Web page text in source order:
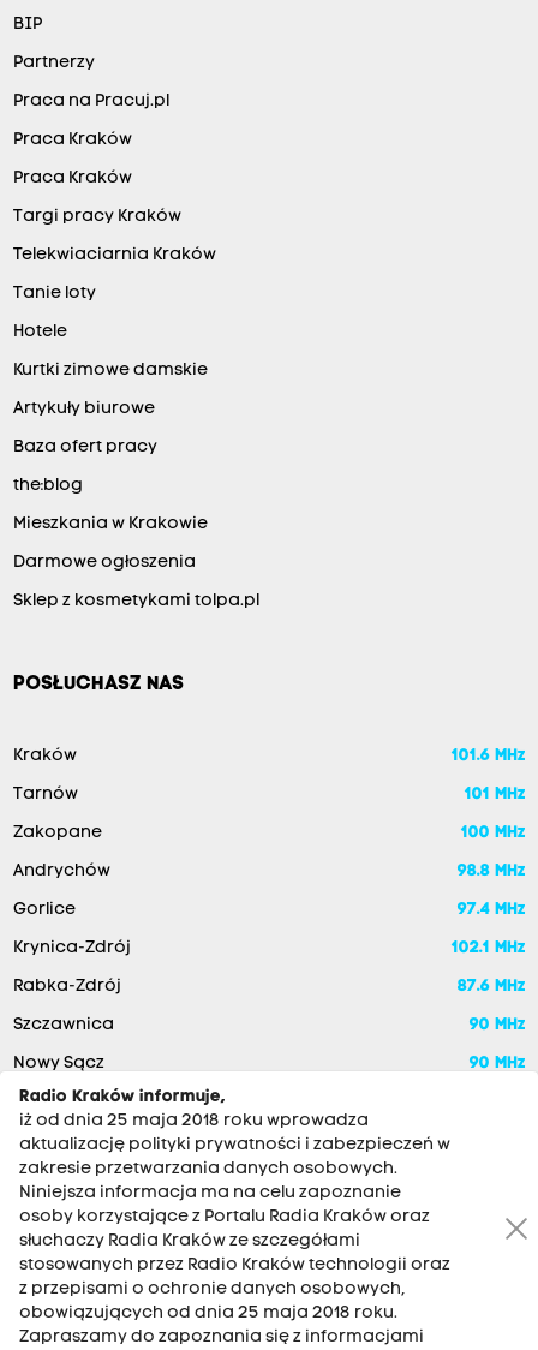
BIP
Partnerzy
Praca na Pracuj.pl
Praca Kraków
Praca Kraków
Targi pracy Kraków
Telekwiaciarnia Kraków
Tanie loty
Hotele
Kurtki zimowe damskie
Artykuły biurowe
Baza ofert pracy
the:blog
Mieszkania w Krakowie
Darmowe ogłoszenia
Sklep z kosmetykami tolpa.pl
POSŁUCHASZ NAS
Kraków 101.6 MHz
Tarnów 101 MHz
Zakopane 100 MHz
Andrychów 98.8 MHz
Gorlice 97.4 MHz
Krynica-Zdrój 102.1 MHz
Rabka-Zdrój 87.6 MHz
Szczawnica 90 MHz
Nowy Sącz 90 MHz
RADIO KRAKÓW SA. Aleja Juliusza Słowackiego 22, 30-007
Kraków
Antena: 12 200 33 33
Radio Kraków informuje,
iż od dnia 25 maja 2018 roku wprowadza
aktualizację polityki prywatności i zabezpieczeń w
zakresie przetwarzania danych osobowych.
Niniejsza informacja ma na celu zapoznanie
osoby korzystające z Portalu Radia Kraków oraz
słuchaczy Radia Kraków ze szczegółami
stosowanych przez Radio Kraków technologii oraz
z przepisami o ochronie danych osobowych,
obowiązujących od dnia 25 maja 2018 roku.
Zapraszamy do zapoznania się z informacjami